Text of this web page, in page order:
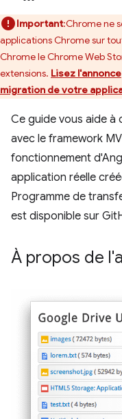
Important:Chrome ne
applications Chrome sur
Chrome le Chrome Web
extensions. Lisez l'annonce
migration de votre
Ce guide vous aide à
avec le framework
fonctionnement
application réelle
Programme de
est disponible sur
À propos de